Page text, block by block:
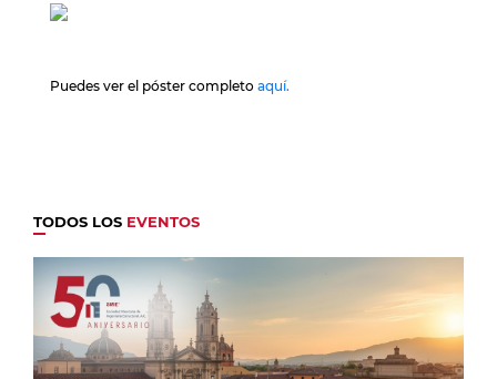
Puedes ver el póster completo aquí.
TODOS LOS EVENTOS